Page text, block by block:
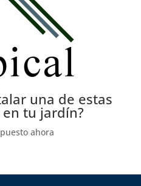
una de estas
tu jardín?
ahora